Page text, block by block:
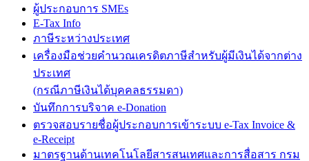
ผู้ประกอบการ SMEs
E-Tax Info
ภาษีระหว่างประเทศ
เครื่องมือช่วยคำนวณเครดิตภาษีสำหรับผู้มีเงินได้จากต่าง
ประเทศ
(กรณีภาษีเงินได้บุคคลธรรมดา)
บันทึกการบริจาค e-Donation
ตรวจสอบรายชื่อผู้ประกอบการเข้าระบบ e-Tax Invoice &
e-Receipt
มาตรฐานด้านเทคโนโลยีสารสนเทศและการสื่อสาร กรม